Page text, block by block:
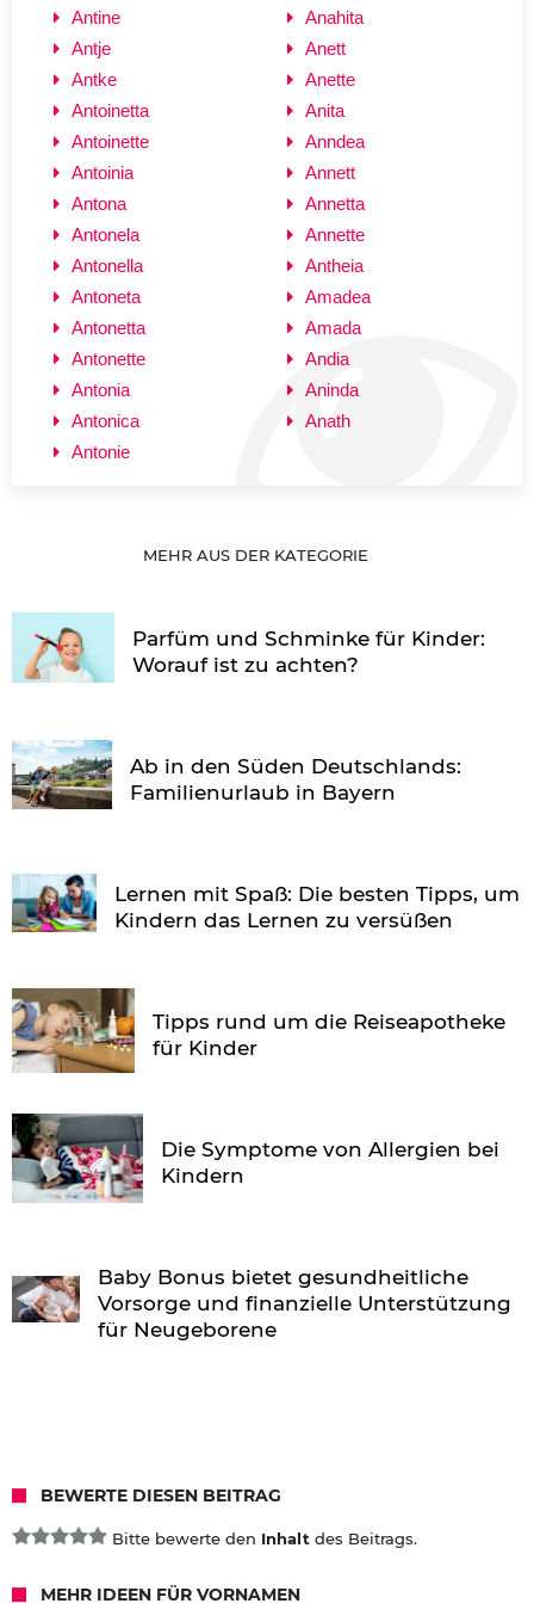
Antine
Antje
Antke
Antoinetta
Antoinette
Antoinia
Antona
Antonela
Antonella
Antoneta
Antonetta
Antonette
Antonia
Antonica
Antonie
Anahita
Anett
Anette
Anita
Anndea
Annett
Annetta
Annette
Antheia
Amadea
Amada
Andia
Aninda
Anath
MEHR AUS DER KATEGORIE
Parfüm und Schminke für Kinder:
Worauf ist zu achten?
Ab in den Süden Deutschlands:
Familienurlaub in Bayern
Lernen mit Spaß: Die besten Tipps, um
Kindern das Lernen zu versüßen
Tipps rund um die Reiseapotheke
für Kinder
Die Symptome von Allergien bei
Kindern
Baby Bonus bietet gesundheitliche
Vorsorge und finanzielle Unterstützung
für Neugeborene
BEWERTE DIESEN BEITRAG
Bitte bewerte den Inhalt des Beitrags.
MEHR IDEEN FÜR VORNAMEN